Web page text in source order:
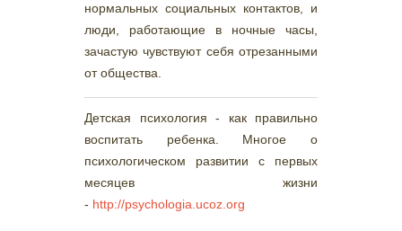
нормальных социальных контактов, и
люди, работающие в ночные часы,
зачастую чувствуют себя отрезанными
от общества.
Детская психология - как правильно
воспитать ребенка. Многое о
психологическом развитии с первых
месяцев жизни
- http://psychologia.ucoz.org